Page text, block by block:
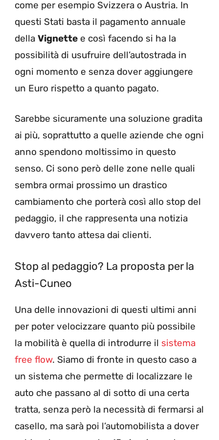
come per esempio Svizzera o Austria. In
questi Stati basta il pagamento annuale
della Vignette e così facendo si ha la
possibilità di usufruire dell’autostrada in
ogni momento e senza dover aggiungere
un Euro rispetto a quanto pagato.
Sarebbe sicuramente una soluzione gradita
ai più, soprattutto a quelle aziende che ogni
anno spendono moltissimo in questo
senso. Ci sono però delle zone nelle quali
sembra ormai prossimo un drastico
cambiamento che porterà così allo stop del
pedaggio, il che rappresenta una notizia
davvero tanto attesa dai clienti.
Stop al pedaggio? La proposta per la
Asti-Cuneo
Una delle innovazioni di questi ultimi anni
per poter velocizzare quanto più possibile
la mobilità è quella di introdurre il sistema
free flow. Siamo di fronte in questo caso a
un sistema che permette di localizzare le
auto che passano al di sotto di una certa
tratta, senza però la necessità di fermarsi al
casello, ma sarà poi l’automobilista a dover